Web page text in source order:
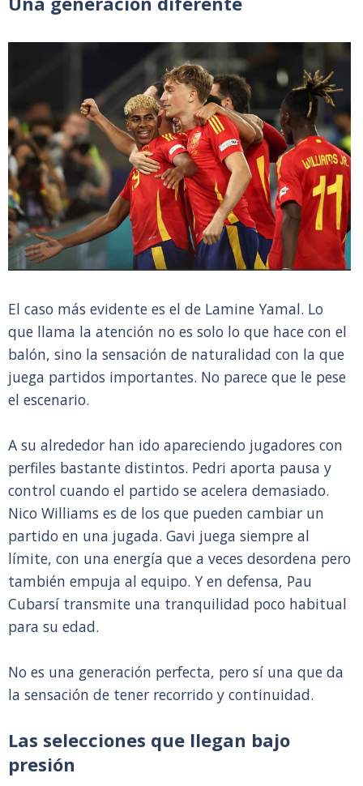
El caso más evidente es el de Lamine Yamal. Lo
que llama la atención no es solo lo que hace con el
balón, sino la sensación de naturalidad con la que
juega partidos importantes. No parece que le pese
el escenario.
A su alrededor han ido apareciendo jugadores con
perfiles bastante distintos. Pedri aporta pausa y
control cuando el partido se acelera demasiado.
Nico Williams es de los que pueden cambiar un
partido en una jugada. Gavi juega siempre al
límite, con una energía que a veces desordena pero
también empuja al equipo. Y en defensa, Pau
Cubarsí transmite una tranquilidad poco habitual
para su edad.
No es una generación perfecta, pero sí una que da
la sensación de tener recorrido y continuidad.
Las selecciones que llegan bajo
presión